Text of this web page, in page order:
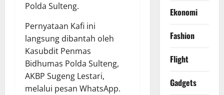
Polda Sulteng.
Pernyataan Kafi ini
langsung dibantah oleh
Kasubdit Penmas
Bidhumas Polda Sulteng,
AKBP Sugeng Lestari,
melalui pesan WhatsApp.
Ekonomi
Fashion
Flight
Gadgets